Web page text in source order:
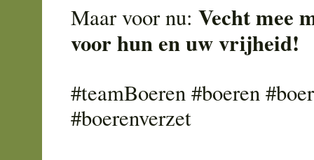
Maar voor nu: Vecht mee
voor hun en uw vrijheid!
#teamBoeren #boeren
#boerenverzet